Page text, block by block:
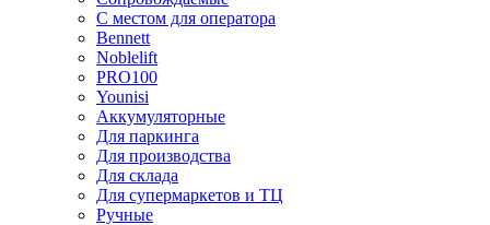
С местом для оператора
Bennett
Noblelift
PRO100
Younisi
Аккумуляторные
Для паркинга
Для производства
Для склада
Для супермаркетов и ТЦ
Ручные